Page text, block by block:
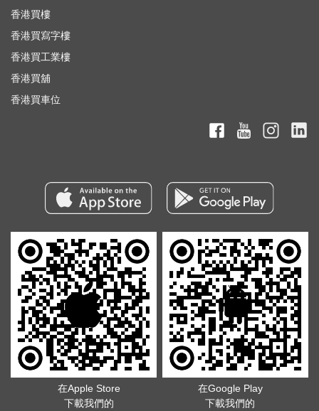
香港買樓
香港買寫字樓
香港買工業樓
香港買舖
香港買車位
在Apple Store
下載我們的
在Google Play
下載我們的